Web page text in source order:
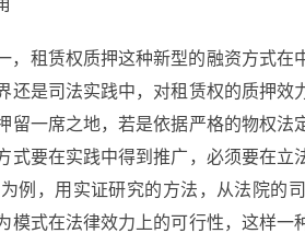
，租赁权质押这种新型的融资方式在
还是司法实践中，对租赁权的质押效
留一席之地，若是依据严格的物权法
式要在实践中得到推广，必须要在立
例，用实证研究的方法，从法院的
式在法律效力上的可行性，这样一